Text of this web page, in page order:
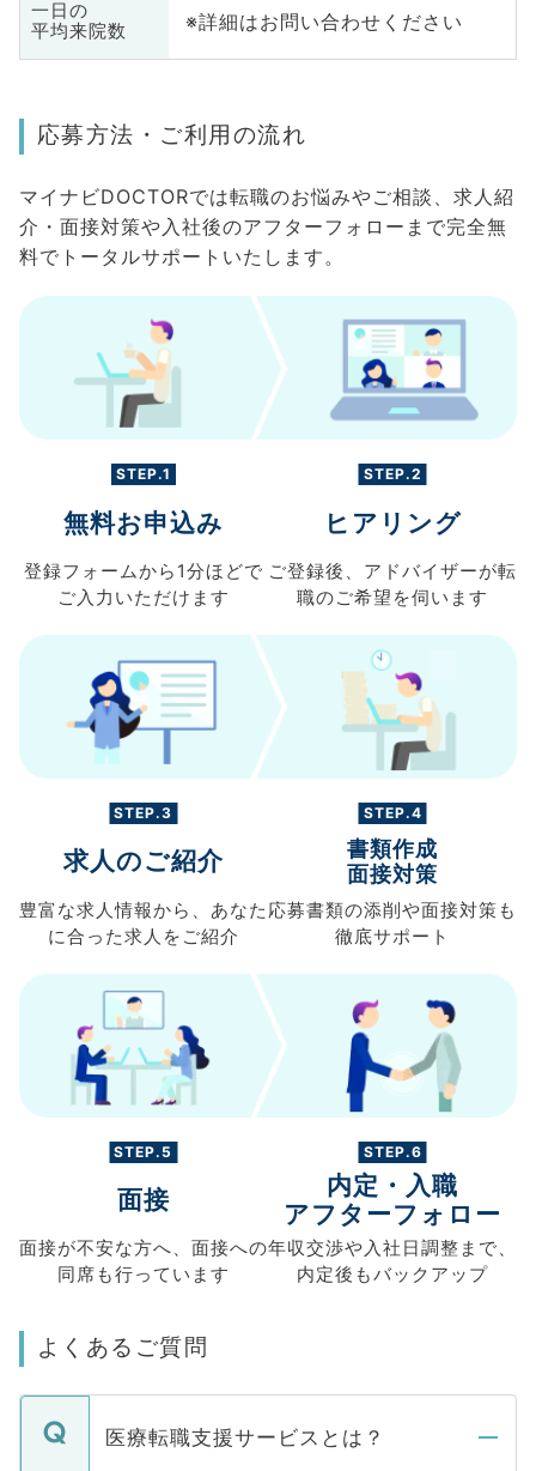
一日の
平均来院数
※詳細はお問い合わせください
応募方法・ご利用の流れ
マイナビDOCTORでは転職のお悩みやご相談、求人紹
介・面接対策や入社後のアフターフォローまで完全無
料でトータルサポートいたします。
STEP.1
無料お申込み
登録フォームから 1分ほどで
ご入力 いただけます
STEP.2
ヒアリング
ご登録後、 アドバイザーが転
職のご希望を伺います
STEP.3
求人のご紹介
豊富な求人情報から、 あなた
に合った求人を ご紹介
STEP.4
書類作成
面接対策
応募書類の添削や面接対策も
徹底サポート
STEP.5
面接
面接が不安な方へ、 面接への
同席も行っています
STEP.6
内定・入職
アフターフォロー
年収交渉や入社日調整まで、
内定後もバックアップ
よくあるご質問
医療転職支援サービスとは？